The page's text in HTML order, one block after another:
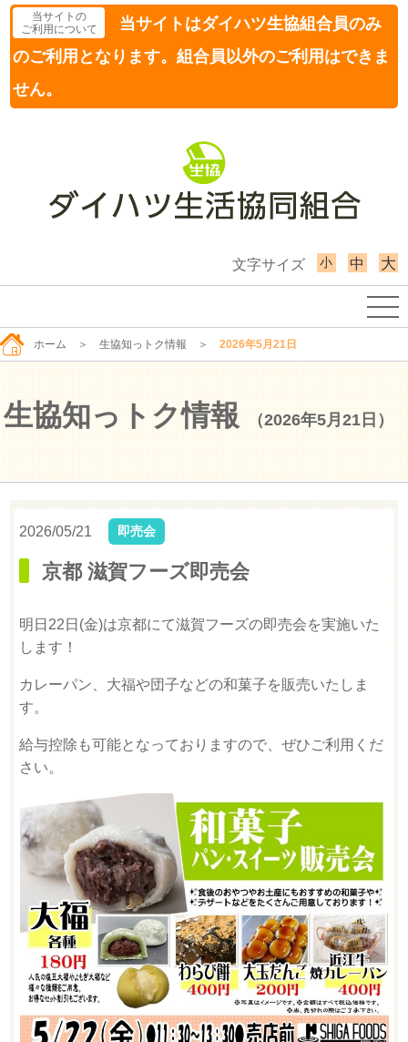
当サイトの
ご利用について
当サイトはダイハツ生協組合員のみ
のご利用となります。組合員以外のご利用はできま
せん。
文字サイズ 小 中 大
ホーム ＞ 生協知っトク情報 ＞ 2026年5月21日
生協知っトク情報 （2026年5月21日）
2026/05/21 即売会
京都 滋賀フーズ即売会
明日22日(金)は京都にて滋賀フーズの即売会を実施いた
します！
カレーパン、大福や団子などの和菓子を販売いたしま
す。
給与控除も可能となっておりますので、ぜひご利用くだ
さい。